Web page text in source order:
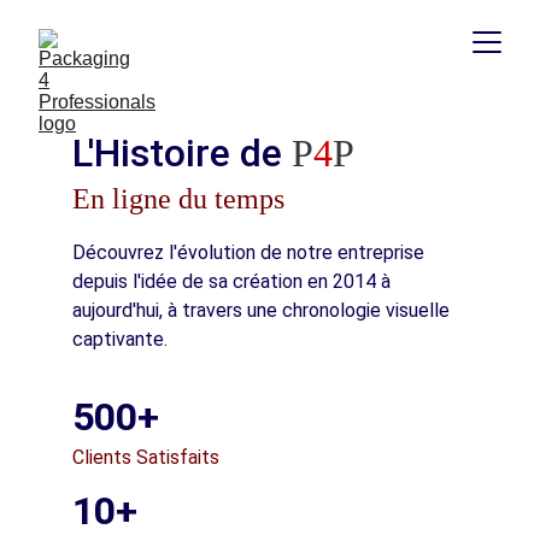
L'Histoire de P4P
Découvrez l'évolution de notre entreprise
depuis l'idée de sa création en 2014 à
aujourd'hui, à travers une chronologie visuelle
captivante.
500+
10+
Clients Satisfaits
En ligne du temps